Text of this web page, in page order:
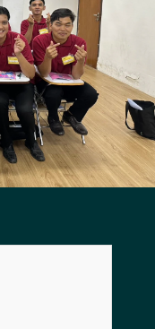
ア
ア
ア
ア
ア
リア